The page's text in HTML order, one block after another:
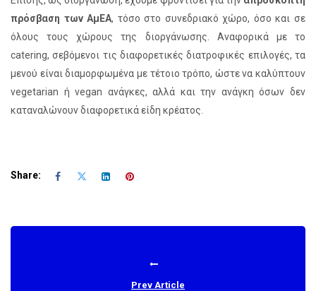
πρόσβαση των ΑμΕΑ, τόσο στο συνεδριακό χώρο, όσο και σε
όλους τους χώρους της διοργάνωσης. Αναφορικά με τo
catering, σεβόμενοι τις διαφορετικές διατροφικές επιλογές, τα
μενού είναι διαμορφωμένα με τέτοιο τρόπο, ώστε να καλύπτουν
vegetarian ή vegan ανάγκες, αλλά και την ανάγκη όσων δεν
καταναλώνουν διαφορετικά είδη κρέατος.
Share:
Prev Article